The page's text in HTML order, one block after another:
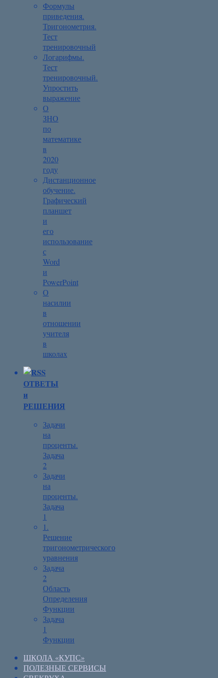
Формулы
приведения.
Тригонометрия.
Тест
тренировочный
Логарифмы.
Тест
тренировочный.
Упростить
выражение
О
ЗНО
по
математике
в
2020
году
Дистанционное
обучение.
Графический
планшет
и
его
использование
с
Word
и
PowerPoint
О
насилии
в
отношении
учителя
в
школах
ОТВЕТЫ
и
РЕШЕНИЯ
Задачи
на
проценты.
Задача
2
Задачи
на
проценты.
Задача
1
1.
Решение
тригонометрического
уравнения
Задача
2
Область
Определения
Функции
Задача
1
Функции
ШКОЛА «КУПС»
ПОЛЕЗНЫЕ СЕРВИСЫ